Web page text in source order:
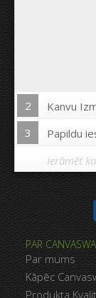
2
Kanvu
3
Papildu
Ierāmēt
PAR
Par mums
Kāpēc
Produkta